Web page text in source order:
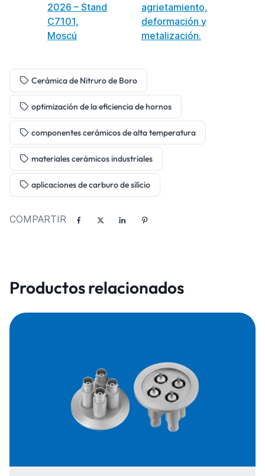
2026 – Stand
C7101,
Moscú
agrietamiento,
deformación y
metalización.
Cerámica de Nitruro de Boro
optimización de la eficiencia de hornos
componentes cerámicos de alta temperatura
materiales cerámicos industriales
aplicaciones de carburo de silicio
COMPARTIR
Productos relacionados